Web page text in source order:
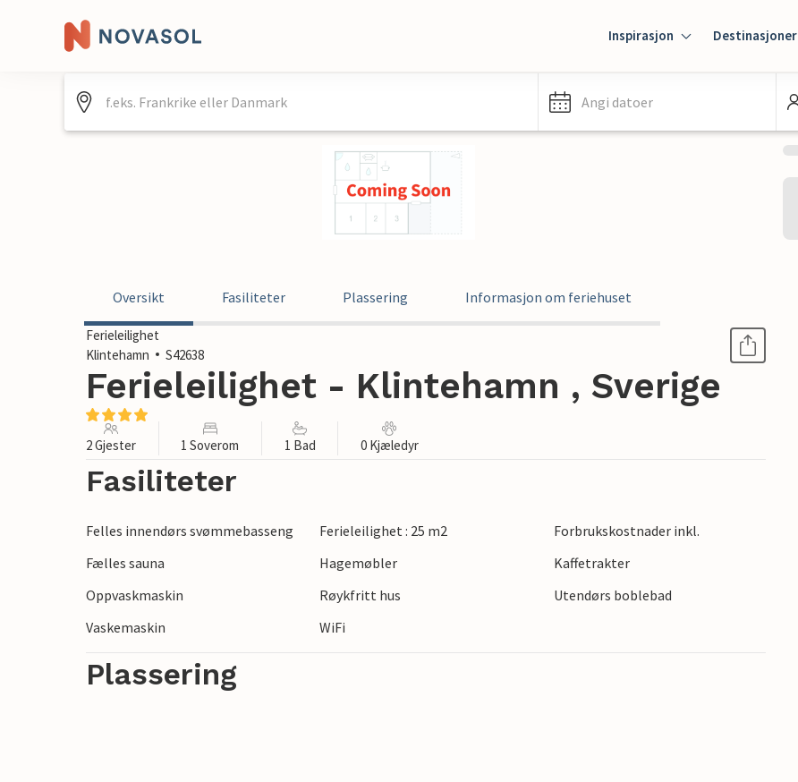
Inspirasjon Destinasjoner
Angi datoer
Oversikt Fasiliteter Plassering Informasjon om feriehuset
Ferieleilighet
Klintehamn
S42638
Ferieleilighet - Klintehamn , Sverige
2 Gjester 1 Soverom 1 Bad 0 Kjæledyr
Fasiliteter
Felles innendørs svømmebasseng Ferieleilighet : 25 m2
Forbrukskostnader inkl.
Fælles sauna
Hagemøbler
Kaffetrakter
Oppvaskmaskin
Røykfritt hus
Utendørs boblebad
Vaskemaskin
WiFi
Plassering